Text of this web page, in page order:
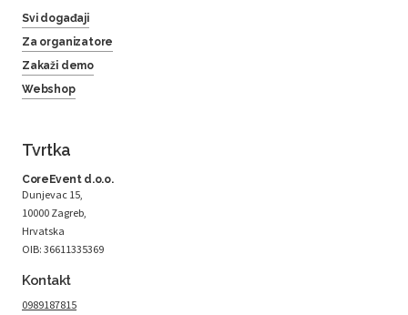
Svi događaji
Za organizatore
Zakaži demo
Webshop
Tvrtka
CoreEvent d.o.o.
Dunjevac 15,
10000 Zagreb,
Hrvatska
OIB: 36611335369
Kontakt
0989187815